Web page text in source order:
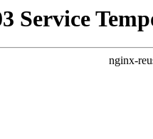
Service
nginx-